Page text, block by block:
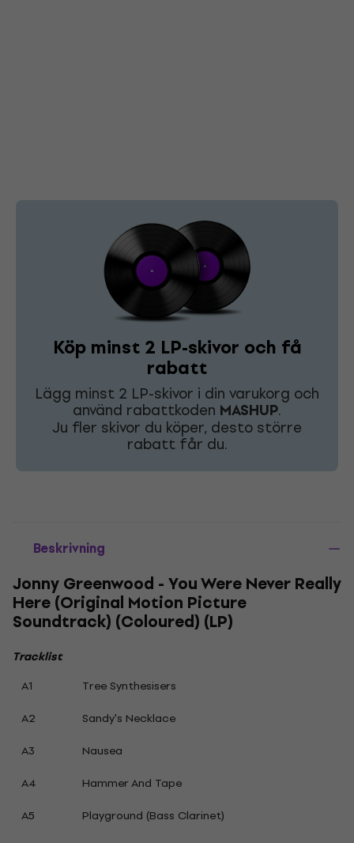
Köp minst 2 LP-skivor och få
rabatt
Lägg minst 2 LP-skivor i din varukorg och
använd rabattkoden MASHUP.
Ju fler skivor du köper, desto större
rabatt får du.
Beskrivning
Jonny Greenwood - You Were Never Really
Here (Original Motion Picture
Soundtrack) (Coloured) (LP)
Tracklist
A1
Tree Synthesisers
A2
Sandy's Necklace
A3
Nausea
A4
Hammer And Tape
A5
Playground (Bass Clarinet)